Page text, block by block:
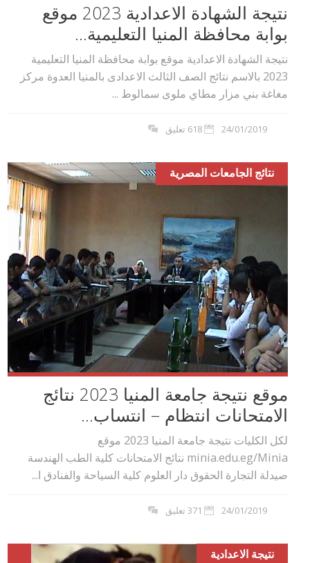
نتيجة الشهادة الاعدادية 2023 موقع
بوابة محافظة المنيا التعليمية...
نتيجة الشهادة الاعدادية موقع بوابة محافظة المنيا التعليمية
2023 بالاسم نتائج الصف الثالث الاعدادى بالمنيا العدوة مركز
مغاغة بني مزار مطاي ملوى سمالوط ...
24/01/2019 618 تعليق
نتائج الجامعات المصرية
موقع نتيجة جامعة المنيا 2023 نتائج
الامتحانات انتظام – انتساب...
لكل الكليات نتيجة جامعة المنيا 2023 موقع
minia.edu.eg/Minia نتائج الامتحانات كلية الطب الهندسة
صيدلة التجارة الحقوق دار العلوم كلية السياحة والفنادق ا...
24/01/2019 371 تعليق
نتيجة الاعدادية